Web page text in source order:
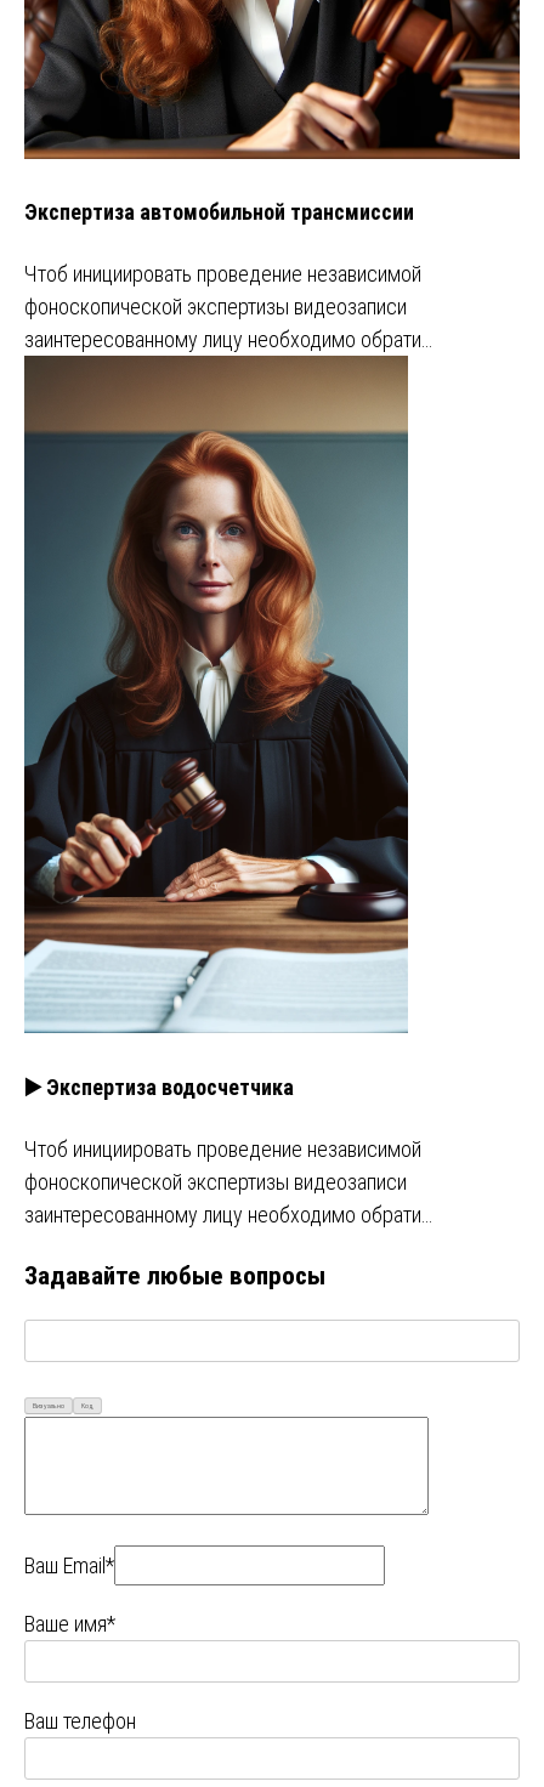
Экспертиза автомобильной трансмиссии
Чтоб инициировать проведение независимой
фоноскопической экспертизы видеозаписи
заинтересованному лицу необходимо обрати…
▶️ Экспертиза водосчетчика
Чтоб инициировать проведение независимой
фоноскопической экспертизы видеозаписи
заинтересованному лицу необходимо обрати…
Задавайте любые вопросы
Визуально Код
Ваш Email*
Ваше имя*
Ваш телефон